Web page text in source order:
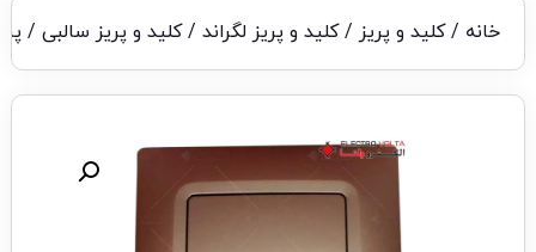
خانه /کلید و پریز /کلید و پریز لگراند/کلید و پریز سالبی/